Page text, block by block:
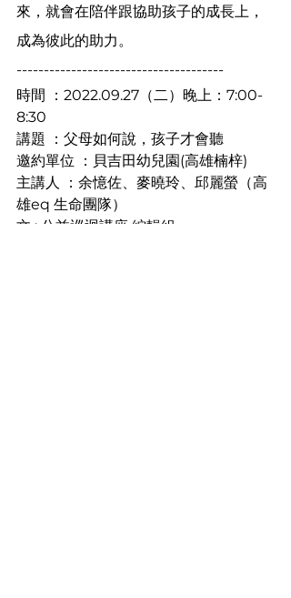
來，就會在陪伴跟協助孩子的成長上，
成為彼此的助力。
--------------------------------------
時間 ：2022.09.27（二）晚上：7:00-
8:30
講題 ： 父母如何說，孩子才會聽
邀約單位 ：貝吉田幼兒園(高雄楠梓)
主講人 ：余憶佐、麥曉玲、邱麗螢（高
雄eq 生命團隊）
文 : 公益巡迴講座 編輯組